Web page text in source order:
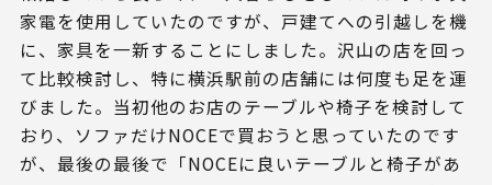
家電を使用していたのですが、戸建てへの引越しを機
に、家具を一新することにしました。沢山の店を回っ
て比較検討し、特に横浜駅前の店舗には何度も足を運
びました。当初他のお店のテーブルや椅子を検討して
おり、ソファだけNOCEで買おうと思っていたのです
が、最後の最後で「NOCEに良いテーブルと椅子があ